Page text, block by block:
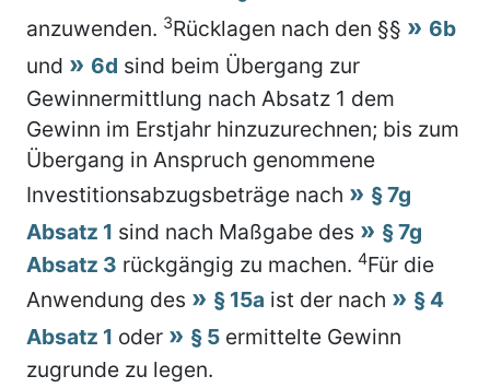
anzuwenden. 3Rücklagen nach den §§
6b
und
6d sind beim Übergang zur
Gewinnermittlung nach Absatz 1 dem
Gewinn im Erstjahr hinzuzurechnen; bis zum
Übergang in Anspruch genommene
Investitionsabzugsbeträge nach
§ 7g
Absatz 1 sind nach Maßgabe des
§ 7g
Absatz 3 rückgängig zu machen. 4Für die
Anwendung des
§ 15a ist der nach
§ 4
Absatz 1 oder § 5 ermittelte Gewinn
zugrunde zu legen.